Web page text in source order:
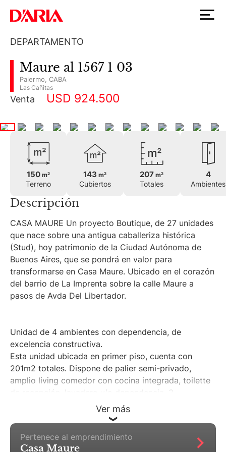
DEPARTAMENTO
Maure al 1567 1 03
Palermo CABA
Las Cañitas
Venta USD 924.500
150m²
Terreno
143m²
Cubiertos
207m²
Totales
4
Ambientes
Descripción
CASA MAURE Un proyecto Boutique, de 27 unidades
que nace sobre una antigua caballeriza histórica
(Stud), hoy patrimonio de la Ciudad Autónoma de
Buenos Aires, que se pondrá en valor para
transformarse en Casa Maure. Ubicado en el corazón
del barrio de La Imprenta sobre la calle Maure a
pasos de Avda Del Libertador.
Unidad de 4 ambientes con dependencia, de
excelencia constructiva.
Esta unidad ubicada en primer piso, cuenta con
201m2 totales. Dispone de palier semi-privado,
amplio living comedor con cocina integrada, toilette
de recepción, lavadero y/o dependencia, 3
dormitorios todos con vestidor (el principal master
suite y los otros dos comparten un baño completo).
Cocina y dependencia de servicio.
Ver más
Pertenece al emprendimiento
Casa Maure